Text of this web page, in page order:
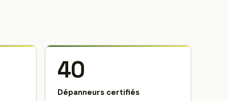
40
Dépanneurs certifiés